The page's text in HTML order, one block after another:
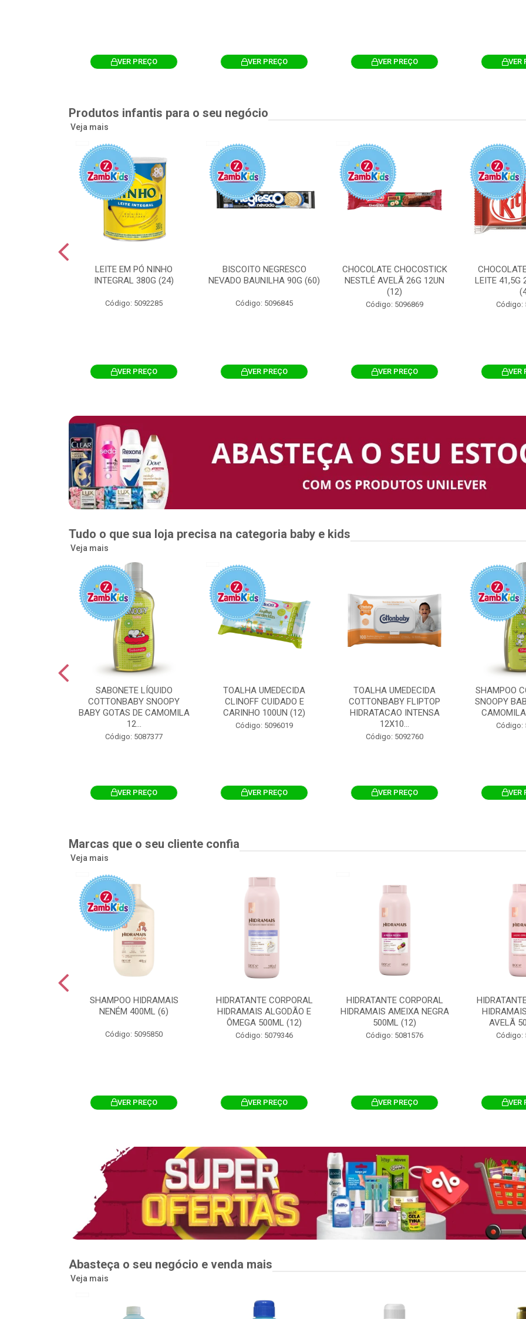
VER PREÇO VER PREÇO VER PREÇO VER
Produtos infantis para o seu negócio
Veja mais
LEITE EM PÓ NINHO
INTEGRAL 380G (24)
Código: 5092285
VER PREÇO
BISCOITO NEGRESCO
NEVADO BAUNILHA 90G (60)
Código: 5096845
VER PREÇO
CHOCOLATE CHOCOSTICK
NESTLÉ AVELÃ 26G 12UN
(12)
Código: 5096869
VER PREÇO
LEITE 41,5G
Código:
VER
Tudo o que sua loja precisa na categoria baby e kids
Veja mais
SABONETE LÍQUIDO
COTTONBABY SNOOPY
BABY GOTAS DE CAMOMILA
12...
Código: 5087377
VER PREÇO
TOALHA UMEDECIDA
CLINOFF CUIDADO E
CARINHO 100UN (12)
Código: 5096019
VER PREÇO
TOALHA UMEDECIDA
COTTONBABY FLIPTOP
HIDRATACAO INTENSA
12X10...
Código: 5092760
VER PREÇO
SHAMPOO
SNOOPY
Código:
VER
Marcas que o seu cliente confia
Veja mais
SHAMPOO HIDRAMAIS
NENÉM 400ML (6)
Código: 5095850
VER PREÇO
HIDRATANTE CORPORAL
HIDRAMAIS ALGODÃO E
ÔMEGA 500ML (12)
Código: 5079346
VER PREÇO
HIDRATANTE CORPORAL
HIDRAMAIS AMEIXA NEGRA
500ML (12)
Código: 5081576
VER PREÇO
AVELÃ
Código:
VER
Abasteça o seu negócio e venda mais
Veja mais